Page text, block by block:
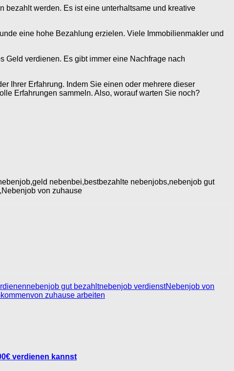
bezahlt werden. Es ist eine unterhaltsame und kreative
eine hohe Bezahlung erzielen. Viele Immobilienmakler und
Geld verdienen. Es gibt immer eine Nachfrage nach
Ihrer Erfahrung. Indem Sie einen oder mehrere dieser
Erfahrungen sammeln. Also, worauf warten Sie noch?
nebenbei,bestbezahlte nebenjobs,nebenjob gut
von zuhause
nebenjob gut bezahltnebenjob verdienstNebenjob von
von zuhause arbeiten
verdienen kannst